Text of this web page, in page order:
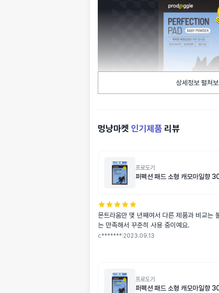
상세정보 펼쳐
멍냥마켓 인기제품 리뷰
프로도기
퍼펙션 패드 소형 캐모마일향
몬트라움만 몇 년째여서 다른 제품과 비교는
는 만족해서 꾸준히 사용 중이예요.
c******* 2023.09.13
프로도기
퍼펙션 패드 소형 캐모마일향